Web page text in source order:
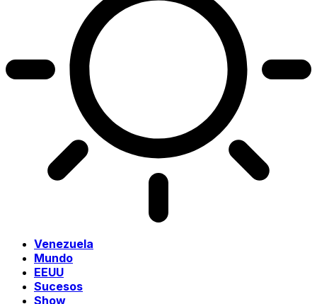
Venezuela
Mundo
EEUU
Sucesos
Show